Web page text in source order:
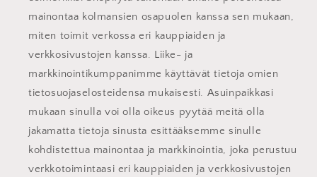
mainontaa kolmansien osapuolen kanssa sen mukaan,
miten toimit verkossa eri kauppiaiden ja
verkkosivustojen kanssa. Liike- ja
markkinointikumppanimme käyttävät tietoja omien
tietosuojaselosteidensa mukaisesti. Asuinpaikkasi
mukaan sinulla voi olla oikeus pyytää meitä olla
jakamatta tietoja sinusta esittääksemme sinulle
kohdistettua mainontaa ja markkinointia, joka perustuu
verkkotoimintaasi eri kauppiaiden ja verkkosivustojen